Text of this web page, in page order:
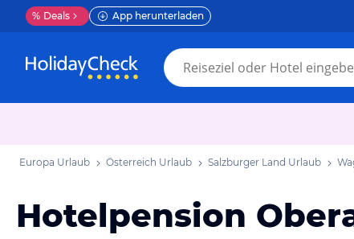
% Deals App herunterladen
Europa Urlaub Österreich Urlaub Salzburger Land Urlaub
Hotelpension